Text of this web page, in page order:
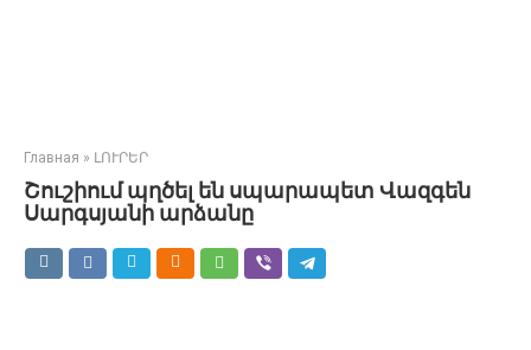
Главная » ԼՈՒՐԵՐ
Շուշիում պղծել են սպարապետ Վազգեն
Սարգսյանի արձանը